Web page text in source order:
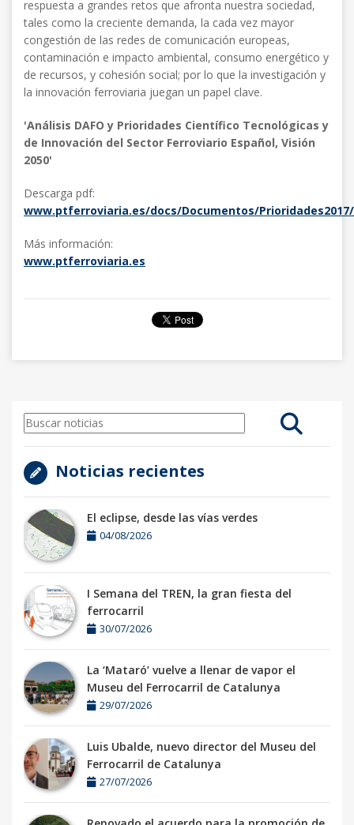
respuesta a grandes retos que afronta nuestra sociedad,
tales como la creciente demanda, la cada vez mayor
congestión de las redes de comunicación europeas,
contaminación e impacto ambiental, consumo energético y
de recursos, y cohesión social; por lo que la investigación y
la innovación ferroviaria juegan un papel clave.
'Análisis DAFO y Prioridades Científico Tecnológicas y
de Innovación del Sector Ferroviario Español, Visión
2050'
Descarga pdf:
www.ptferroviaria.es/docs/Documentos/Prioridades2017/
Más información:
www.ptferroviaria.es
Noticias recientes
El eclipse, desde las vías verdes
04/08/2026
I Semana del TREN, la gran fiesta del
ferrocarril
30/07/2026
La ‘Mataró’ vuelve a llenar de vapor el
Museu del Ferrocarril de Catalunya
29/07/2026
Luis Ubalde, nuevo director del Museu del
Ferrocarril de Catalunya
27/07/2026